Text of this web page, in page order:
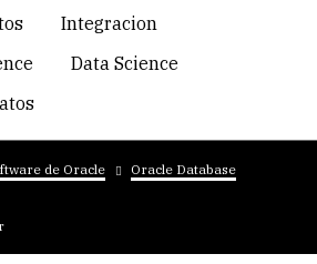
Integracion
Data Science
de Oracle Oracle Database